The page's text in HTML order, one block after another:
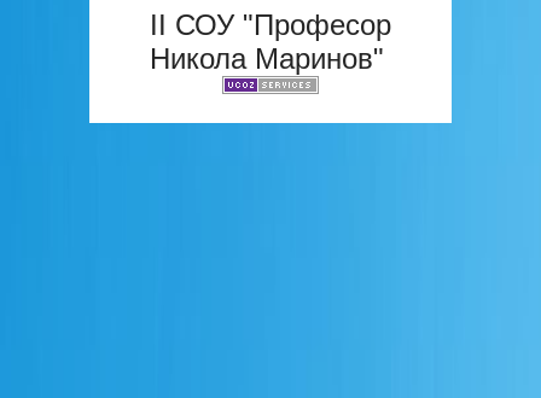
II СОУ "Професор
Никола Маринов"